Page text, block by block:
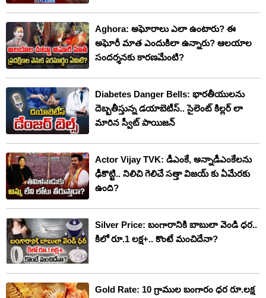
Editorగా జాయిన్ అయ్యాను. 2016లో U.S.
Consulate IVLP ప్రోగ్రామ్ కు సెలక్ట్ అయ్యాను.
అమెరికాలో దాదాపు నెల రోజుల పాటు వివిధ
రంగాల పనితీరును స్వయంగా తెలుసుకునే
అవకాశం కలిగింది. ఆ అనుభవం నా వృత్తిలో
బాగా ఉపయోగపడుతోంది.
Aghora: అఘోరాలు ఎలా ఉంటారు? ఈ
అఘోరీ మాత ఎందుకిలా ఉన్నారు? ఆలయాల
సందర్శనకు కారణమేంటి?
Diabetes Danger Bells: భారతీయులను
దెబ్బతీస్తున్న డయాబెటీస్.. సైలెంట్ కిల్లర్ లా
మారిన స్వీట్ పాయిజన్
Actor Vijay TVK: డీఎంకే, అన్నాడీఎంకేలను
ఢీకొట్టి.. నిలిచి గెలిచే సత్తా విజయ్ కు ఏమేరకు
ఉంది?
Silver Price: బంగారానికి బాబులా వెండి ధర..
కిలో రూ.1 లక్ష+.. కొంటే మంచిదేనా?
Gold Rate: 10 గ్రాముల బంగారం ధర రూ.లక్ష